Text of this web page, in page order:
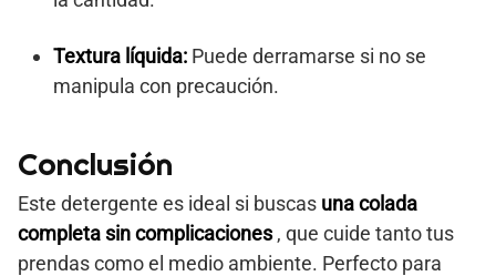
Textura líquida: Puede derramarse si no se
manipula con precaución.
Conclusión
Este detergente es ideal si buscas una colada
completa sin complicaciones, que cuide tanto tus
prendas como el medio ambiente. Perfecto para